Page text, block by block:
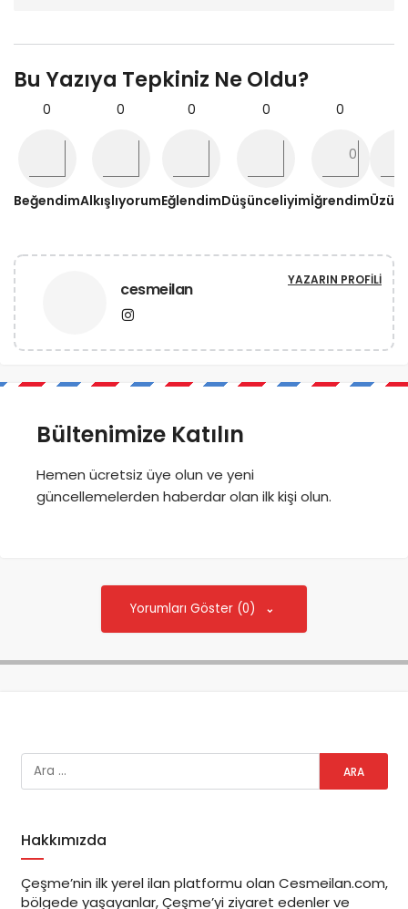
Bu Yazıya Tepkiniz Ne Oldu?
0
Beğendim
0
Alkışlıyorum
0
Eğlendim
0
Düşünceliyim
0
İğrendim
cesmeilan YAZARIN PROFILI
Bültenimize Katılın
Hemen ücretsiz üye olun ve yeni
güncellemelerden haberdar olan ilk kişi olun.
Yorumları Göster (0)
Hakkımızda
Çeşme’nin ilk yerel ilan platformu olan Cesmeilan.com,
bölgede yaşayanlar, Çeşme’yi ziyaret edenler ve